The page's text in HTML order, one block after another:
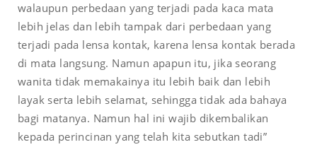
walaupun perbedaan yang terjadi pada kaca mata
lebih jelas dan lebih tampak dari perbedaan yang
terjadi pada lensa kontak, karena lensa kontak berada
di mata langsung. Namun apapun itu, jika seorang
wanita tidak memakainya itu lebih baik dan lebih
layak serta lebih selamat, sehingga tidak ada bahaya
bagi matanya. Namun hal ini wajib dikembalikan
kepada perincinan yang telah kita sebutkan tadi”